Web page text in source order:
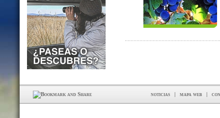
noticias | mapa web |